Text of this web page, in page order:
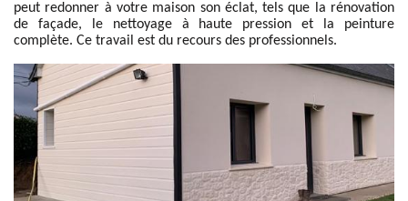
peut redonner à votre maison son éclat, tels que la rénovation
de façade, le nettoyage à haute pression et la peinture
complète. Ce travail est du recours des professionnels.